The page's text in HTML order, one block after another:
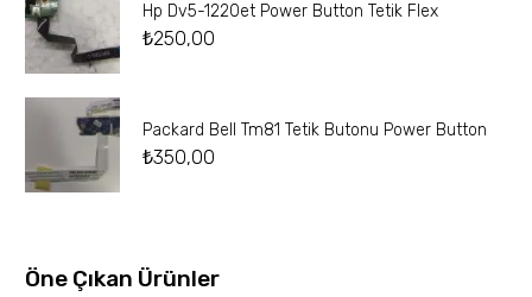
Hp Dv5-1220et Power Button Tetik Flex
₺250,00
Packard Bell Tm81 Tetik Butonu Power Button
₺350,00
Öne Çıkan Ürünler